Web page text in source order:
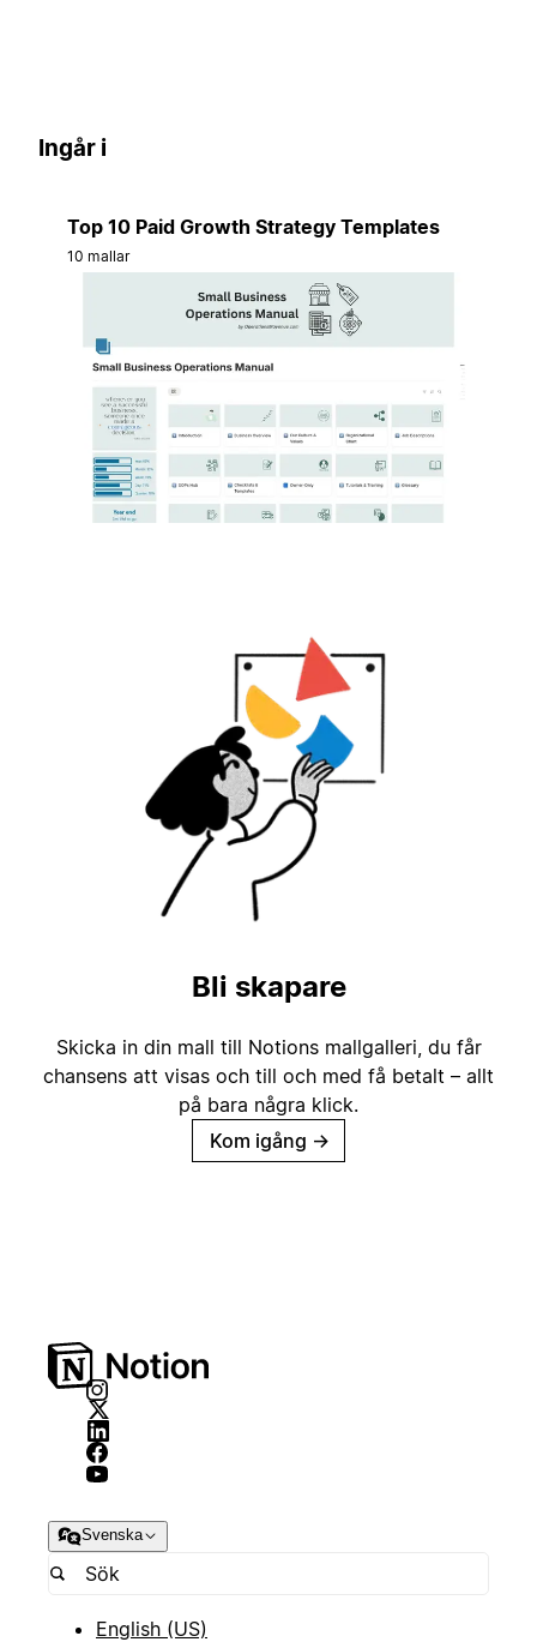
Ingår i
Top 10 Paid Growth Strategy Templates
10 mallar
Bli skapare
Skicka in din mall till Notions mallgalleri, du får
chansens att visas och till och med få betalt – allt
på bara några klick.
Kom igång →
Svenska
English (US)